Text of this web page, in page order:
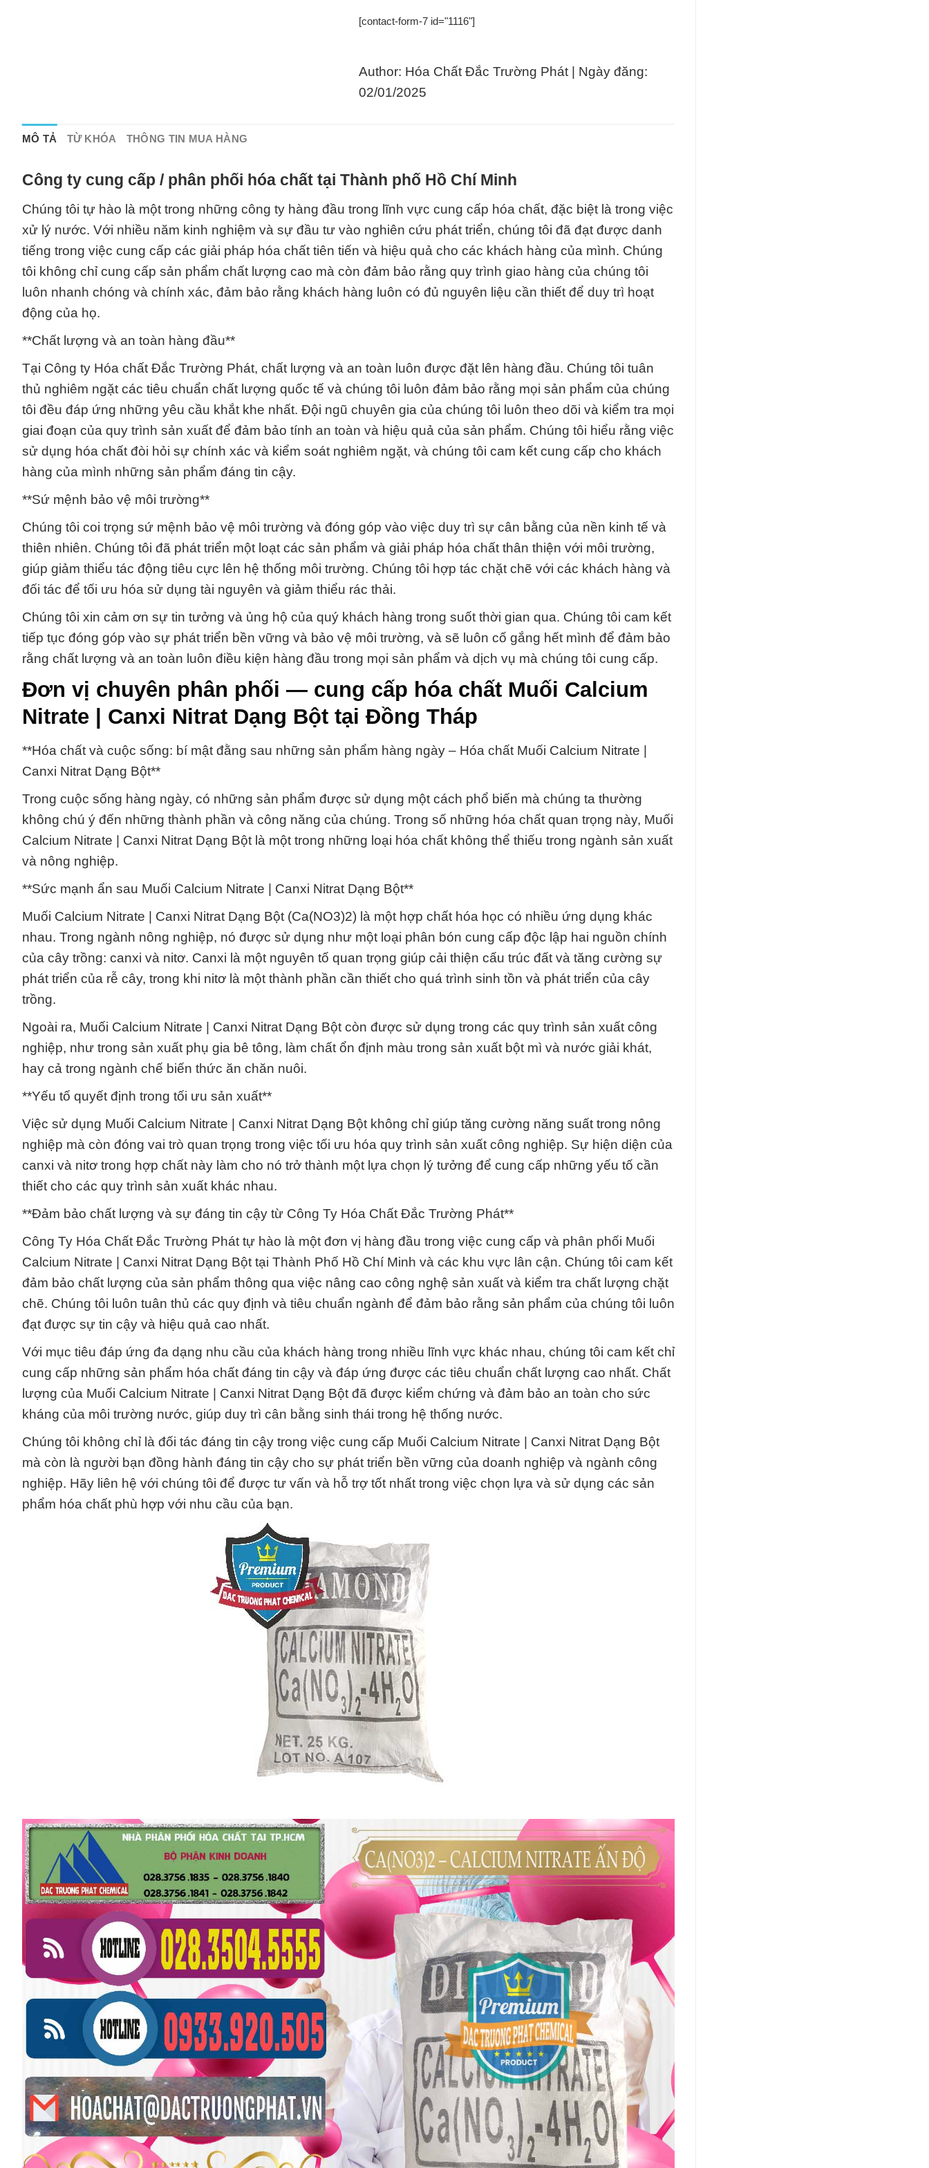
[contact-form-7 id="1116"]
Author: Hóa Chất Đắc Trường Phát | Ngày đăng:
02/01/2025
MÔ TẢ TỪ KHÓA THÔNG TIN MUA HÀNG
Công ty cung cấp / phân phối hóa chất tại Thành phố Hồ Chí Minh
Chúng tôi tự hào là một trong những công ty hàng đầu trong lĩnh vực cung cấp hóa chất, đặc biệt là trong việc
xử lý nước. Với nhiều năm kinh nghiệm và sự đầu tư vào nghiên cứu phát triển, chúng tôi đã đạt được danh
tiếng trong việc cung cấp các giải pháp hóa chất tiên tiến và hiệu quả cho các khách hàng của mình. Chúng
tôi không chỉ cung cấp sản phẩm chất lượng cao mà còn đảm bảo rằng quy trình giao hàng của chúng tôi
luôn nhanh chóng và chính xác, đảm bảo rằng khách hàng luôn có đủ nguyên liệu cần thiết để duy trì hoạt
động của họ.
**Chất lượng và an toàn hàng đầu**
Tại Công ty Hóa chất Đắc Trường Phát, chất lượng và an toàn luôn được đặt lên hàng đầu. Chúng tôi tuân
thủ nghiêm ngặt các tiêu chuẩn chất lượng quốc tế và chúng tôi luôn đảm bảo rằng mọi sản phẩm của chúng
tôi đều đáp ứng những yêu cầu khắt khe nhất. Đội ngũ chuyên gia của chúng tôi luôn theo dõi và kiểm tra mọi
giai đoạn của quy trình sản xuất để đảm bảo tính an toàn và hiệu quả của sản phẩm. Chúng tôi hiểu rằng việc
sử dụng hóa chất đòi hỏi sự chính xác và kiểm soát nghiêm ngặt, và chúng tôi cam kết cung cấp cho khách
hàng của mình những sản phẩm đáng tin cậy.
**Sứ mệnh bảo vệ môi trường**
Chúng tôi coi trọng sứ mệnh bảo vệ môi trường và đóng góp vào việc duy trì sự cân bằng của nền kinh tế và
thiên nhiên. Chúng tôi đã phát triển một loạt các sản phẩm và giải pháp hóa chất thân thiện với môi trường,
giúp giảm thiểu tác động tiêu cực lên hệ thống môi trường. Chúng tôi hợp tác chặt chẽ với các khách hàng và
đối tác để tối ưu hóa sử dụng tài nguyên và giảm thiểu rác thải.
Chúng tôi xin cảm ơn sự tin tưởng và ủng hộ của quý khách hàng trong suốt thời gian qua. Chúng tôi cam kết
tiếp tục đóng góp vào sự phát triển bền vững và bảo vệ môi trường, và sẽ luôn cố gắng hết mình để đảm bảo
rằng chất lượng và an toàn luôn điều kiện hàng đầu trong mọi sản phẩm và dịch vụ mà chúng tôi cung cấp.
Đơn vị chuyên phân phối — cung cấp hóa chất Muối Calcium
Nitrate | Canxi Nitrat Dạng Bột tại Đồng Tháp
**Hóa chất và cuộc sống: bí mật đằng sau những sản phẩm hàng ngày – Hóa chất Muối Calcium Nitrate |
Canxi Nitrat Dạng Bột**
Trong cuộc sống hàng ngày, có những sản phẩm được sử dụng một cách phổ biến mà chúng ta thường
không chú ý đến những thành phần và công năng của chúng. Trong số những hóa chất quan trọng này, Muối
Calcium Nitrate | Canxi Nitrat Dạng Bột là một trong những loại hóa chất không thể thiếu trong ngành sản xuất
và nông nghiệp.
**Sức mạnh ẩn sau Muối Calcium Nitrate | Canxi Nitrat Dạng Bột**
Muối Calcium Nitrate | Canxi Nitrat Dạng Bột (Ca(NO3)2) là một hợp chất hóa học có nhiều ứng dụng khác
nhau. Trong ngành nông nghiệp, nó được sử dụng như một loại phân bón cung cấp độc lập hai nguồn chính
của cây trồng: canxi và nitơ. Canxi là một nguyên tố quan trọng giúp cải thiện cấu trúc đất và tăng cường sự
phát triển của rễ cây, trong khi nitơ là một thành phần cần thiết cho quá trình sinh tồn và phát triển của cây
trồng.
Ngoài ra, Muối Calcium Nitrate | Canxi Nitrat Dạng Bột còn được sử dụng trong các quy trình sản xuất công
nghiệp, như trong sản xuất phụ gia bê tông, làm chất ổn định màu trong sản xuất bột mì và nước giải khát,
hay cả trong ngành chế biến thức ăn chăn nuôi.
**Yếu tố quyết định trong tối ưu sản xuất**
Việc sử dụng Muối Calcium Nitrate | Canxi Nitrat Dạng Bột không chỉ giúp tăng cường năng suất trong nông
nghiệp mà còn đóng vai trò quan trọng trong việc tối ưu hóa quy trình sản xuất công nghiệp. Sự hiện diện của
canxi và nitơ trong hợp chất này làm cho nó trở thành một lựa chọn lý tưởng để cung cấp những yếu tố cần
thiết cho các quy trình sản xuất khác nhau.
**Đảm bảo chất lượng và sự đáng tin cậy từ Công Ty Hóa Chất Đắc Trường Phát**
Công Ty Hóa Chất Đắc Trường Phát tự hào là một đơn vị hàng đầu trong việc cung cấp và phân phối Muối
Calcium Nitrate | Canxi Nitrat Dạng Bột tại Thành Phố Hồ Chí Minh và các khu vực lân cận. Chúng tôi cam kết
đảm bảo chất lượng của sản phẩm thông qua việc nâng cao công nghệ sản xuất và kiểm tra chất lượng chặt
chẽ. Chúng tôi luôn tuân thủ các quy định và tiêu chuẩn ngành để đảm bảo rằng sản phẩm của chúng tôi luôn
đạt được sự tin cậy và hiệu quả cao nhất.
Với mục tiêu đáp ứng đa dạng nhu cầu của khách hàng trong nhiều lĩnh vực khác nhau, chúng tôi cam kết chỉ
cung cấp những sản phẩm hóa chất đáng tin cậy và đáp ứng được các tiêu chuẩn chất lượng cao nhất. Chất
lượng của Muối Calcium Nitrate | Canxi Nitrat Dạng Bột đã được kiểm chứng và đảm bảo an toàn cho sức
kháng của môi trường nước, giúp duy trì cân bằng sinh thái trong hệ thống nước.
Chúng tôi không chỉ là đối tác đáng tin cậy trong việc cung cấp Muối Calcium Nitrate | Canxi Nitrat Dạng Bột
mà còn là người bạn đồng hành đáng tin cậy cho sự phát triển bền vững của doanh nghiệp và ngành công
nghiệp. Hãy liên hệ với chúng tôi để được tư vấn và hỗ trợ tốt nhất trong việc chọn lựa và sử dụng các sản
phẩm hóa chất phù hợp với nhu cầu của bạn.